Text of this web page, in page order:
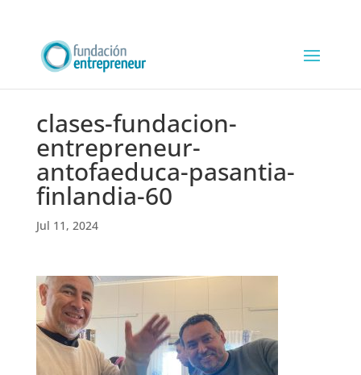
clases-fundacion-
entrepreneur-
antofaeduca-pasantia-
finlandia-60
Jul 11, 2024